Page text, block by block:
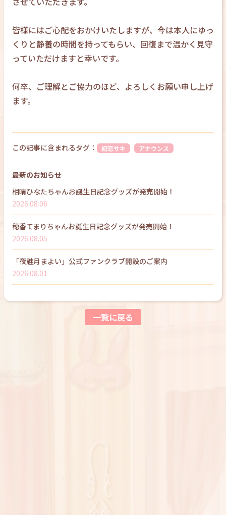
皆様にはご心配をおかけいたしますが、今は本人にゆっ
くりと静養の時間を持ってもらい、回復まで温かく見守
っていただけますと幸いです。
何卒、ご理解とご協力のほど、よろしくお願い申し上げ
ます。
この記事に含まれるタグ： 初恋サキ アナウンス
最新のお知らせ
相晴ひなたちゃんお誕生日記念グッズが発売開始！
2026.08.06
穂香てまりちゃんお誕生日記念グッズが発売開始！
2026.08.05
「夜魅月まよい」公式ファンクラブ開設のご案内
2026.08.01
一覧に戻る